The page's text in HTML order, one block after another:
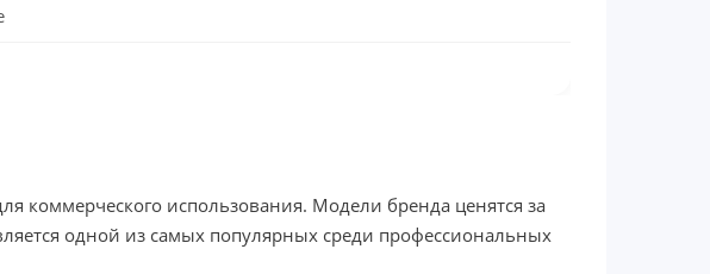
коммерческого использования. Модели бренда ценятся за
одной из самых популярных среди профессиональных